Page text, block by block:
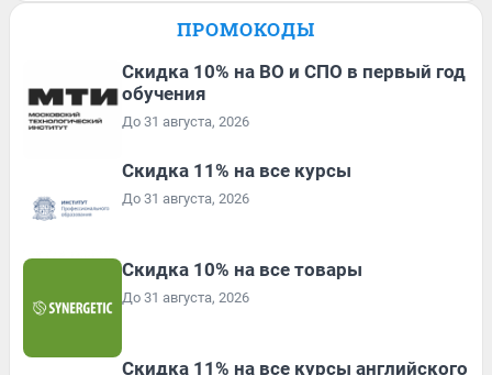
ПРОМОКОДЫ
Скидка 10% на ВО и СПО в первый год
обучения
До 31 августа, 2026
Скидка 11% на все курсы
До 31 августа, 2026
Скидка 10% на все товары
До 31 августа, 2026
Скидка 11% на все курсы английского